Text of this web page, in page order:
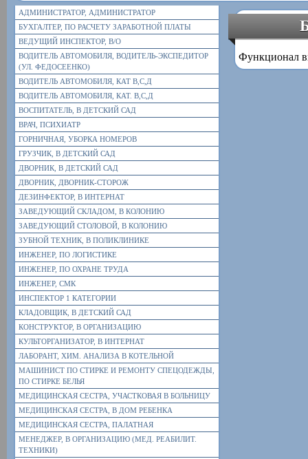
АДМИНИСТРАТОР, АДМИНИСТРАТОР
БУХГАЛТЕР, ПО РАСЧЕТУ ЗАРАБОТНОЙ ПЛАТЫ
ВЕДУЩИЙ ИНСПЕКТОР, В/О
ВОДИТЕЛЬ АВТОМОБИЛЯ, ВОДИТЕЛЬ-ЭКСПЕДИТОР
(УЛ. ФЕДОСЕЕНКО)
ВОДИТЕЛЬ АВТОМОБИЛЯ, КАТ В,С,Д
ВОДИТЕЛЬ АВТОМОБИЛЯ, КАТ. В,С,Д
ВОСПИТАТЕЛЬ, В ДЕТСКИЙ САД
ВРАЧ, ПСИХИАТР
ГОРНИЧНАЯ, УБОРКА НОМЕРОВ
ГРУЗЧИК, В ДЕТСКИЙ САД
ДВОРНИК, В ДЕТСКИЙ САД
ДВОРНИК, ДВОРНИК-СТОРОЖ
ДЕЗИНФЕКТОР, В ИНТЕРНАТ
ЗАВЕДУЮЩИЙ СКЛАДОМ, В КОЛОНИЮ
ЗАВЕДУЮЩИЙ СТОЛОВОЙ, В КОЛОНИЮ
ЗУБНОЙ ТЕХНИК, В ПОЛИКЛИНИКЕ
ИНЖЕНЕР, ПО ЛОГИСТИКЕ
ИНЖЕНЕР, ПО ОХРАНЕ ТРУДА
ИНЖЕНЕР, СМК
ИНСПЕКТОР 1 КАТЕГОРИИ
КЛАДОВЩИК, В ДЕТСКИЙ САД
КОНСТРУКТОР, В ОРГАНИЗАЦИЮ
КУЛЬТОРГАНИЗАТОР, В ИНТЕРНАТ
ЛАБОРАНТ, ХИМ. АНАЛИЗА В КОТЕЛЬНОЙ
МАШИНИСТ ПО СТИРКЕ И РЕМОНТУ СПЕЦОДЕЖДЫ,
ПО СТИРКЕ БЕЛЬЯ
МЕДИЦИНСКАЯ СЕСТРА, УЧАСТКОВАЯ В БОЛЬНИЦУ
МЕДИЦИНСКАЯ СЕСТРА, В ДОМ РЕБЕНКА
МЕДИЦИНСКАЯ СЕСТРА, ПАЛАТНАЯ
МЕНЕДЖЕР, В ОРГАНИЗАЦИЮ (МЕД. РЕАБИЛИТ.
ТЕХНИКИ)
Функционал